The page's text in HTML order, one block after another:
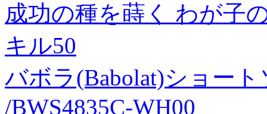
成功の種を蒔く わが子
キル50
バボラ(Babolat)ショー
/BWS4835C-WH00